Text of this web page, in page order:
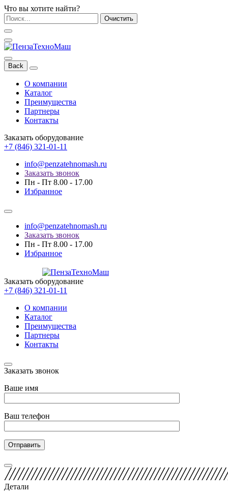
Что вы хотите найти?
Очистить
Back
О компании
Каталог
Преимущества
Партнеры
Контакты
Заказать оборудование
+7 (846) 321-01-11
info@penzatehnomash.ru
Заказать звонок
Пн - Пт 8.00 - 17.00
Избранное
info@penzatehnomash.ru
Заказать звонок
Пн - Пт 8.00 - 17.00
Избранное
Заказать оборудование
+7 (846) 321-01-11
О компании
Каталог
Преимущества
Партнеры
Контакты
Заказать звонок
Ваше имя
Ваш телефон
Детали